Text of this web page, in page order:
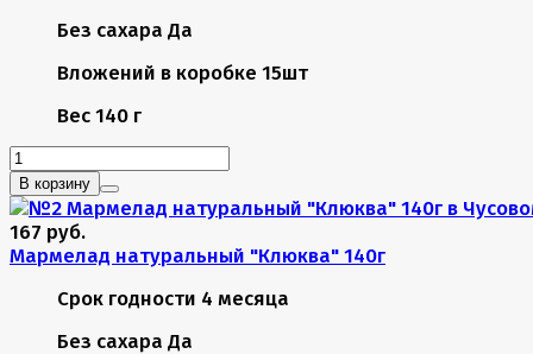
Без сахара Да
Вложений в коробке 15шт
Вес 140 г
В корзину
167 руб.
Мармелад натуральный "Клюква" 140г
Срок годности 4 месяца
Без сахара Да